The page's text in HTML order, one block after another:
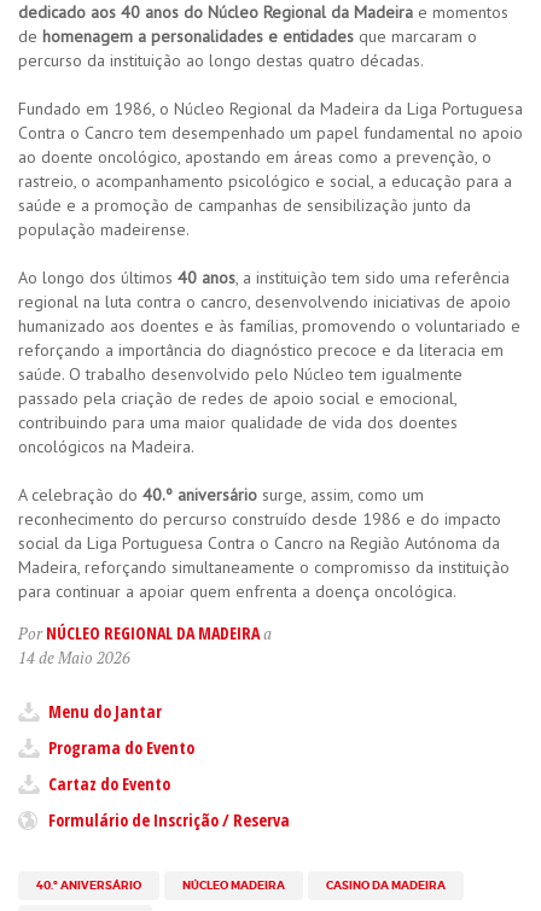
dedicado aos 40 anos do Núcleo Regional da Madeira e momentos
de homenagem a personalidades e entidades que marcaram o
percurso da instituição ao longo destas quatro décadas.
Fundado em 1986, o Núcleo Regional da Madeira da Liga Portuguesa
Contra o Cancro tem desempenhado um papel fundamental no apoio
ao doente oncológico, apostando em áreas como a prevenção, o
rastreio, o acompanhamento psicológico e social, a educação para a
saúde e a promoção de campanhas de sensibilização junto da
população madeirense.
Ao longo dos últimos 40 anos, a instituição tem sido uma referência
regional na luta contra o cancro, desenvolvendo iniciativas de apoio
humanizado aos doentes e às famílias, promovendo o voluntariado e
reforçando a importância do diagnóstico precoce e da literacia em
saúde. O trabalho desenvolvido pelo Núcleo tem igualmente
passado pela criação de redes de apoio social e emocional,
contribuindo para uma maior qualidade de vida dos doentes
oncológicos na Madeira.
A celebração do 40.º aniversário surge, assim, como um
reconhecimento do percurso construído desde 1986 e do impacto
social da Liga Portuguesa Contra o Cancro na Região Autónoma da
Madeira, reforçando simultaneamente o compromisso da instituição
para continuar a apoiar quem enfrenta a doença oncológica.
PorNÚCLEO REGIONAL DA MADEIRAa
14 de Maio 2026
Menu do Jantar
Programa do Evento
Cartaz do Evento
Formulário de Inscrição / Reserva
40.º ANIVERSÁRIO NÚCLEO MADEIRA CASINO DA MADEIRA